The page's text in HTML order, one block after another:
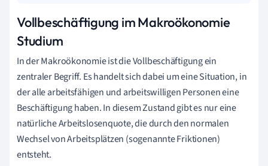
Vollbeschäftigung im Makroökonomie
Studium
In der Makroökonomie ist die Vollbeschäftigung ein
zentraler Begriff. Es handelt sich dabei um eine Situation, in
der alle arbeitsfähigen und arbeitswilligen Personen eine
Beschäftigung haben. In diesem Zustand gibt es nur eine
natürliche Arbeitslosenquote, die durch den normalen
Wechsel von Arbeitsplätzen (sogenannte Friktionen)
entsteht.